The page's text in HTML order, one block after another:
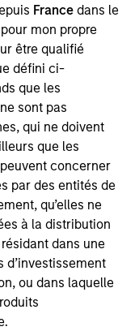
France dans le
mon propre
être qualifié
défini ci-
que les
sont pas
qui ne doivent
que les
concerner
par des entités de
qu’elles ne
à la distribution
dans une
d’investissement
ou dans laquelle
lead for the
joined Morgan
investment
client portfolio
team.
business
Management
Group. She
&